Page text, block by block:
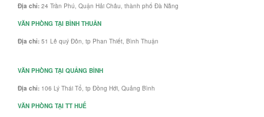
Địa chỉ: 24 Trần Phú, Quận Hải Châu, thành phố Đà Nẵng
VĂN PHÒNG TẠI BÌNH THUÂN
Địa chỉ: 51 Lê quý Đôn, tp Phan Thiết, Bình Thuận
VĂN PHÒNG TẠI QUẢNG BÌNH
Địa chỉ: 106 Lý Thái Tổ, tp Đồng Hới, Quảng Bình
VĂN PHÒNG TẠI TT HUẾ